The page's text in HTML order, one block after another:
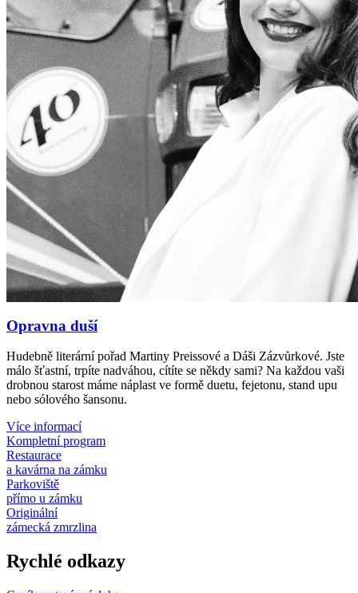
Opravna duší
Hudebně literární pořad Martiny Preissové a Dáši Zázvůrkové. Jste
málo šťastní, trpíte nadváhou, cítíte se někdy sami? Na každou vaši
drobnou starost máme náplast ve formě duetu, fejetonu, stand upu
nebo sólového šansonu.
Více informací
Kompletní program
Restaurace
a kavárna na zámku
Parkoviště
přímo u zámku
Originální
zámecká zmrzlina
Rychlé odkazy